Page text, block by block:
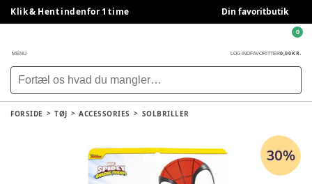
Klik & Hent indenfor 1 time Din favoritbutik
MENU LOG INDFAVORITTER0,00 KR.
0
FORSIDE TØJ ACCESSORIES SOLBRILLER